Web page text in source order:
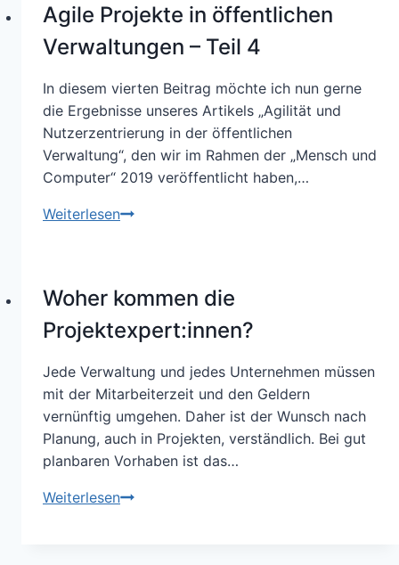
man
Motivation
Null
bringen
kann
Agile Projekte in öffentlichen
Verwaltungen – Teil 4
In diesem vierten Beitrag möchte ich nun gerne
die Ergebnisse unseres Artikels „Agilität und
Nutzerzentrierung in der öffentlichen
Verwaltung“, den wir im Rahmen der „Mensch und
Computer“ 2019 veröffentlicht haben,…
WeiterlesenAgile
Verwaltungen
–
Teil
4
Woher kommen die
Projektexpert:innen?
Jede Verwaltung und jedes Unternehmen müssen
mit der Mitarbeiterzeit und den Geldern
vernünftig umgehen. Daher ist der Wunsch nach
Planung, auch in Projekten, verständlich. Bei gut
planbaren Vorhaben ist das…
WeiterlesenWoher